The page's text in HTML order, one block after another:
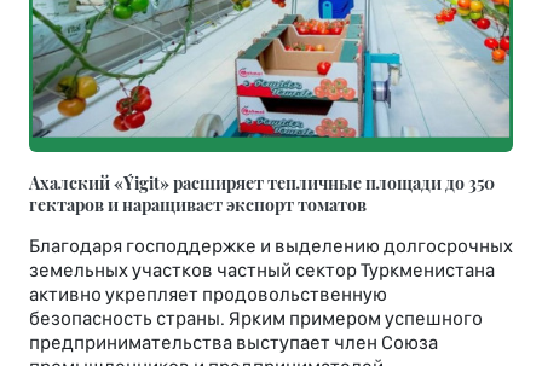
Ахалский «Ýigit» расширяет тепличные площади до 350
гектаров и наращивает экспорт томатов
Благодаря господдержке и выделению долгосрочных
земельных участков частный сектор Туркменистана
активно укрепляет продовольственную
безопасность страны. Ярким примером успешного
предпринимательства выступает член Союза